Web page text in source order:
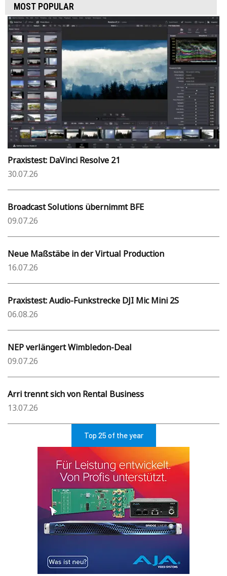
MOST POPULAR
Praxistest: DaVinci Resolve 21
30.07.26
Broadcast Solutions übernimmt BFE
09.07.26
Neue Maßstäbe in der Virtual Production
16.07.26
Praxistest: Audio-Funkstrecke DJI Mic Mini 2S
06.08.26
NEP verlängert Wimbledon-Deal
09.07.26
Arri trennt sich von Rental Business
13.07.26
Top 25 of the year